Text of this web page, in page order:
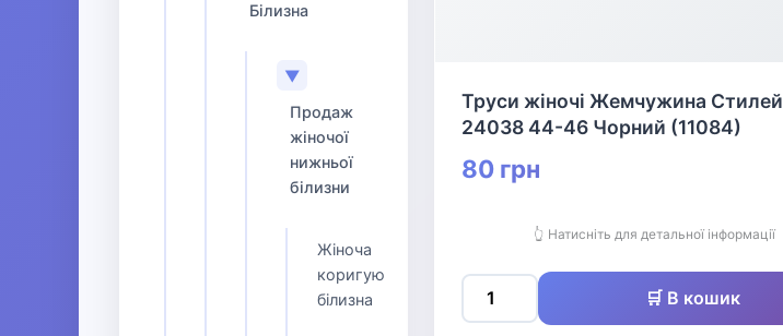
Білизна
▼
Продаж
жіночої
нижньої
білизни
Жіноча
коригуюча
білизна
Труси жіночі Жемчужина Стилей
24038 44-46 Чорний (11084)
80 грн
👆 Натисніть для детальної інформації
🛒 В кошик